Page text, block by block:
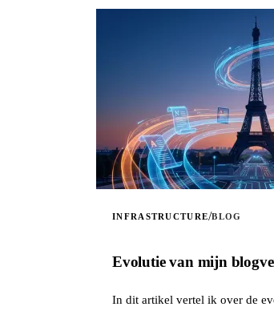
INFRASTRUCTURE/BLOG
Evolutie van mijn
In dit artikel vertel ik over de